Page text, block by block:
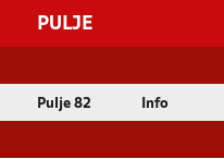
PULJE
Pulje 82 Info